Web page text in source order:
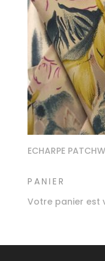
ECHARPE
PANIER
Votre panier est